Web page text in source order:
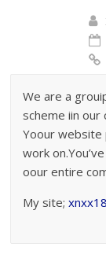
We are a
scheme iin our
Yoour website
work
oour entire
My site;